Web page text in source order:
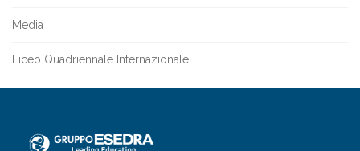
Media
Liceo Quadriennale Internazionale